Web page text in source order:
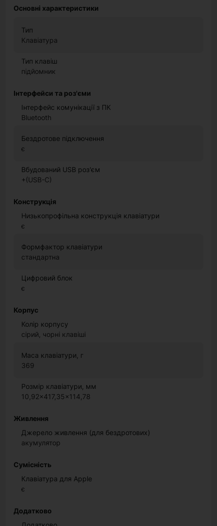
Основні характеристики
Тип
Клавіатура
Тип клавіш
підйомник
Інтерфейси та роз'єми
Інтерфейс комунікації з ПК
Bluetooth
Бездротове підключення
є
Вбудований USB роз'єм
+(USB-C)
Конструкція
Низькопрофільна конструкція клавіатури
є
Формфактор клавіатури
стандартна
Цифровий блок
є
Корпус
Колір корпусу
сірий, чорні клавіші
Маса клавіатури, г
369
Розмір клавіатури, мм
10,92x417,35x114,78
Живлення
Джерело живлення (для бездротових)
акумулятор
Сумісність
Клавіатура для Apple
є
Додатково